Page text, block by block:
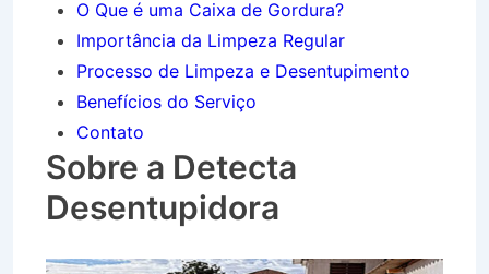
O Que é uma Caixa de Gordura?
Importância da Limpeza Regular
Processo de Limpeza e Desentupimento
Benefícios do Serviço
Contato
Sobre a Detecta
Desentupidora